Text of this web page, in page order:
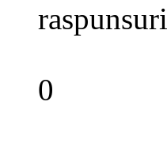
raspunsuri
0